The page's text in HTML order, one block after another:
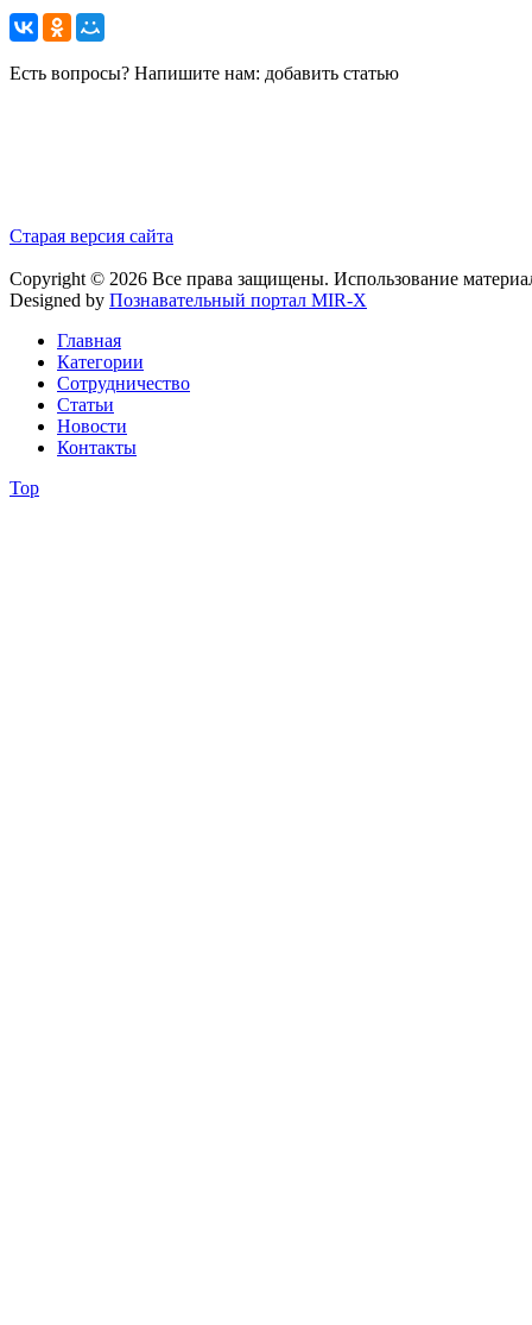
Есть вопросы? Напишите нам: добавить статью
Старая версия сайта
Copyright © 2026 Все права защищены. Использование
Designed by Познавательный портал MIR-X
Главная
Категории
Сотрудничество
Статьи
Новости
Контакты
Top